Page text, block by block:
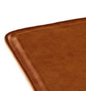
ドラム